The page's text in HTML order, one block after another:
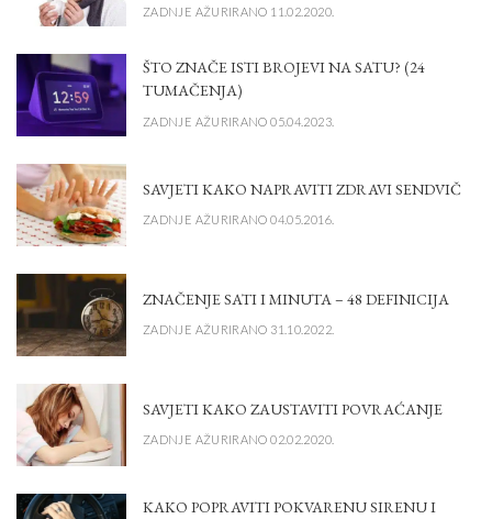
ZADNJE AŽURIRANO 11.02.2020.
ŠTO ZNAČE ISTI BROJEVI NA SATU? (24
TUMAČENJA)
ZADNJE AŽURIRANO 05.04.2023.
SAVJETI KAKO NAPRAVITI ZDRAVI SENDVIČ
ZADNJE AŽURIRANO 04.05.2016.
ZNAČENJE SATI I MINUTA – 48 DEFINICIJA
ZADNJE AŽURIRANO 31.10.2022.
SAVJETI KAKO ZAUSTAVITI POVRAĆANJE
ZADNJE AŽURIRANO 02.02.2020.
KAKO POPRAVITI POKVARENU SIRENU I